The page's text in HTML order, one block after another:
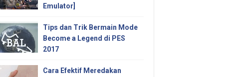
Emulator]
Tips dan Trik Bermain Mode
Become a Legend di PES
2017
Cara Efektif Meredakan